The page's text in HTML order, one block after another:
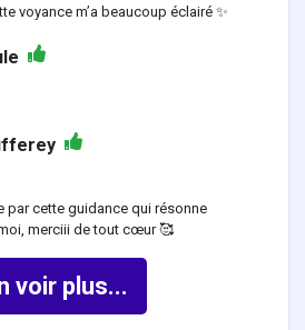
voyance m’a beaucoup éclairé ✨
par cette guidance qui résonne
merciii de tout cœur 🥰
voir plus...